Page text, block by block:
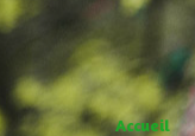
Accueil